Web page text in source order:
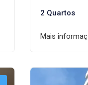
2 Quartos
Mais